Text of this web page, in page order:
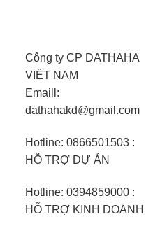
Công ty CP DATHAHA
VIỆT NAM
Emaill:
dathahakd@gmail.com
Hotline: 0866501503 :
HỖ TRỢ DỰ ÁN
Hotline: 0394859000 :
HỖ TRỢ KINH DOANH